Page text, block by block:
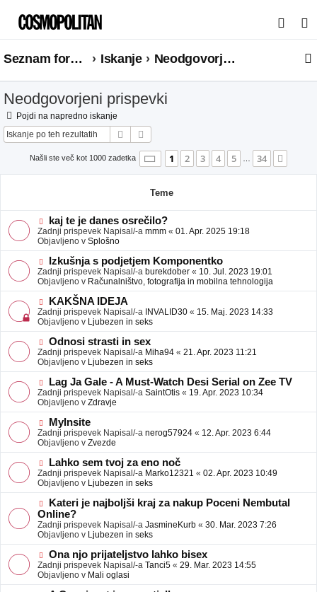
s
a
Seznam forumov Iskanje Neodgovorjeni prispevki
Neodgovorjeni prispevki
Pojdi na napredno iskanje
Iskanje
Našli ste več kot 1000 zadetka Stran 1od34
1 2 3 4 5 … 34
Teme
N
o
v
e
o
b
j
a
v
e
kaj te je danes osrečilo?
Zadnji prispevek Napisal/-a mmm « 01. Apr. 2025 19:18
Objavljeno v Splošno
N
o
v
e
o
b
j
a
v
e
Izkušnja s podjetjem Komponentko
Zadnji prispevek Napisal/-a burekdober « 10. Jul. 2023 19:01
Objavljeno v Računalništvo, fotografija in mobilna tehnologija
N
o
v
e
o
b
j
a
v
e
KAKŠNA IDEJA
Zadnji prispevek Napisal/-a INVALID30 « 15. Maj. 2023 14:33
Objavljeno v Ljubezen in seks
N
o
v
e
o
b
j
a
v
e
Odnosi strasti in sex
Zadnji prispevek Napisal/-a Miha94 « 21. Apr. 2023 11:21
Objavljeno v Ljubezen in seks
N
o
v
e
o
b
j
a
v
e
Lag Ja Gale - A Must-Watch Desi Serial on Zee TV
Zadnji prispevek Napisal/-a SaintOtis « 19. Apr. 2023 10:34
Objavljeno v Zdravje
N
o
v
e
o
b
j
a
v
e
MyInsite
Zadnji prispevek Napisal/-a nerog57924 « 12. Apr. 2023 6:44
Objavljeno v Zvezde
N
o
v
e
o
b
j
a
v
e
Lahko sem tvoj za eno noč
Zadnji prispevek Napisal/-a Marko12321 « 02. Apr. 2023 10:49
Objavljeno v Ljubezen in seks
N
o
v
e
o
b
j
a
v
Kateri je najboljši kraj za nakup Poceni Nembutal
Online?
Zadnji prispevek Napisal/-a JasmineKurb « 30. Mar. 2023 7:26
Objavljeno v Ljubezen in seks
N
o
v
e
Ona njo prijateljstvo lahko bisex
Zadnji prispevek Napisal/-a Tanci5 « 29. Mar. 2023 14:55
Objavljeno v Mali oglasi